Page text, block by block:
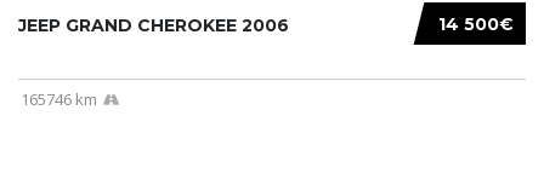
14 500€
JEEP GRAND CHEROKEE 2006
165746 km